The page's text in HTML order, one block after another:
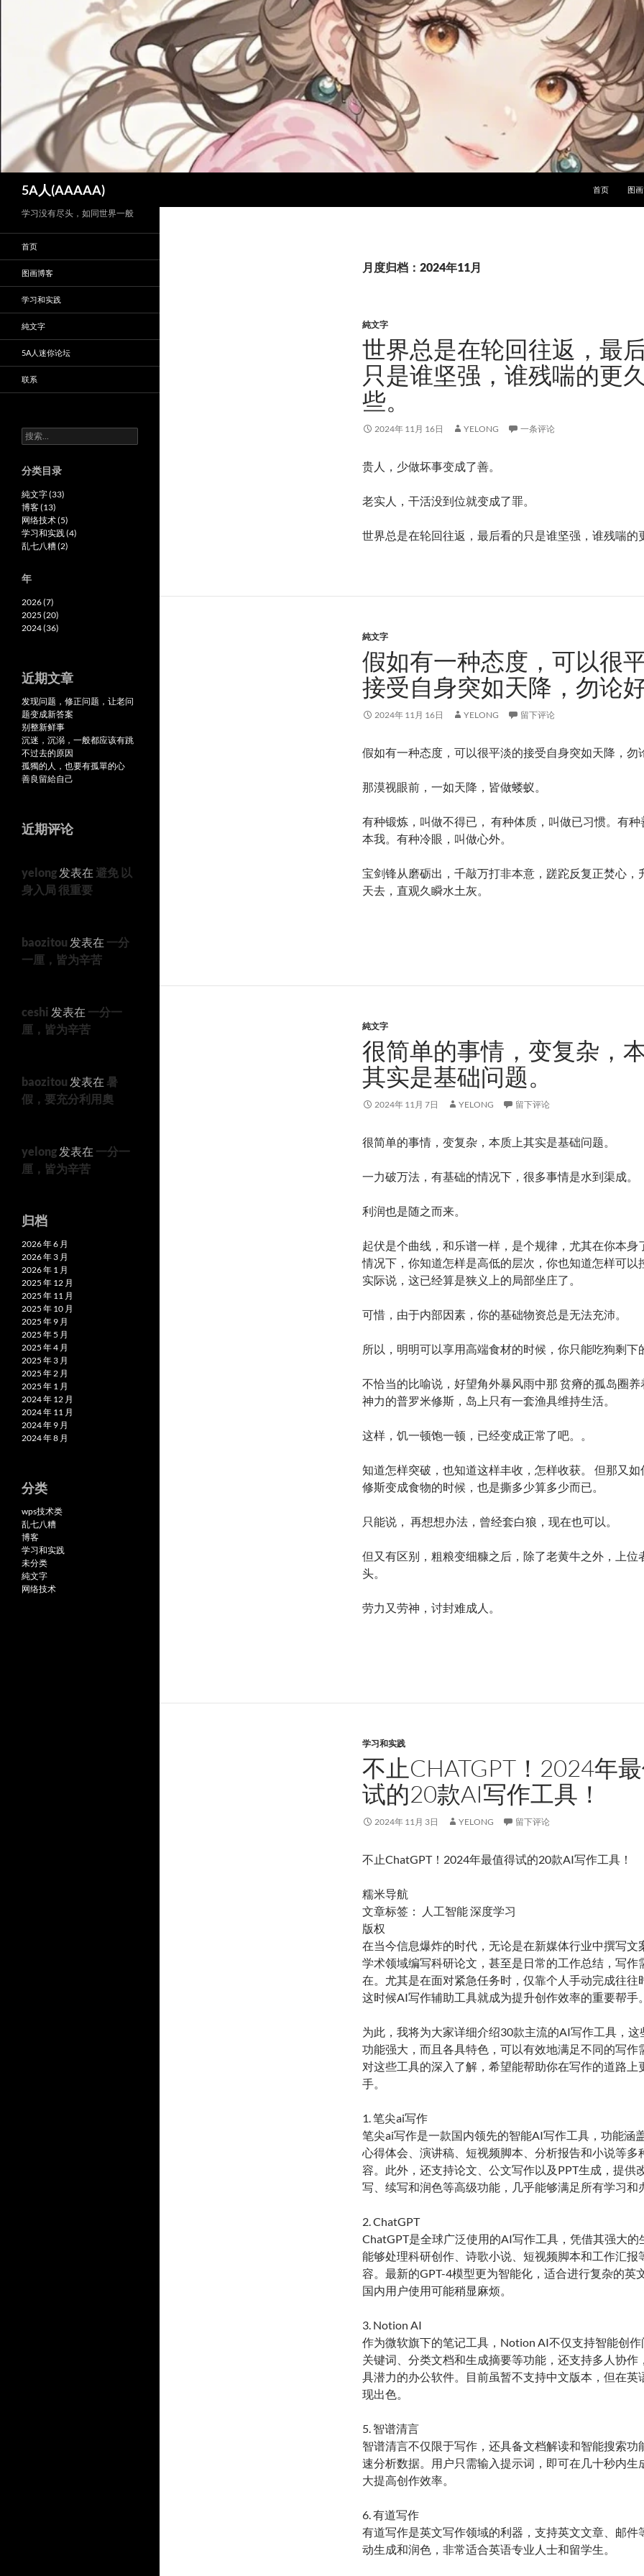
5A人(AAAAA) 首页 图
月度归档：2024年11月
純文字
世界总是在轮回往返，最
只是谁坚强，谁残喘的更
些。
2024年 11月 16日 YELONG 一条评论
贵人，少做坏事变成了善。
老实人，干活没到位就变成了罪。
世界总是在轮回往返，最后看的只是谁坚强，谁残喘的
純文字
假如有一种态度，可以很
接受自身突如天降，勿论
2024年 11月 16日 YELONG 留下评论
假如有一种态度，可以很平淡的接受自身突如天降，勿
那漠视眼前，一如天降，皆做蝼蚁。
有种锻炼，叫做不得已， 有种体质，叫做已习惯。有
本我。有种冷眼，叫做心外。
宝剑锋从磨砺出，千敲万打非本意，蹉跎反复正焚心，
天去，直观久瞬水土灰。
純文字
很简单的事情，变复杂，
其实是基础问题。
2024年 11月 7日 YELONG 留下评论
很简单的事情，变复杂，本质上其实是基础问题。
一力破万法，有基础的情况下，很多事情是水到渠成。
利润也是随之而来。
起伏是个曲线，和乐谱一样，是个规律，尤其在你本身
情况下，你知道怎样是高低的层次，你也知道怎样可以
实际说，这已经算是狭义上的局部坐庄了。
可惜，由于内部因素，你的基础物资总是无法充沛。
所以，明明可以享用高端食材的时候，你只能吃狗剩下
不恰当的比喻说，好望角外暴风雨中那 贫瘠的孤岛圈
神力的普罗米修斯，岛上只有一套渔具维持生活。
这样，饥一顿饱一顿，已经变成正常了吧。。
知道怎样突破，也知道这样丰收，怎样收获。 但那又
修斯变成食物的时候，也是撕多少算多少而已。
只能说， 再想想办法，曾经套白狼，现在也可以。
但又有区别，粗粮变细糠之后，除了老黄牛之外，上位
头。
劳力又劳神，讨封难成人。
学习和实践
不止CHATGPT！2024年
试的20款AI写作工具！
2024年 11月 3日 YELONG 留下评论
不止ChatGPT！2024年最值得试的20款AI写作工具！
糯米导航
文章标签： 人工智能 深度学习
版权
在当今信息爆炸的时代，无论是在新媒体行业中撰写文
学术领域编写科研论文，甚至是日常的工作总结，写作
在。尤其是在面对紧急任务时，仅靠个人手动完成往往
这时候AI写作辅助工具就成为提升创作效率的重要帮手
为此，我将为大家详细介绍30款主流的AI写作工具，这
功能强大，而且各具特色，可以有效地满足不同的写作
对这些工具的深入了解，希望能帮助你在写作的道路上
手。
1. 笔尖ai写作
笔尖ai写作是一款国内领先的智能AI写作工具，功能涵
心得体会、演讲稿、短视频脚本、分析报告和小说等多
容。此外，还支持论文、公文写作以及PPT生成，提供
写、续写和润色等高级功能，几乎能够满足所有学习和
2. ChatGPT
ChatGPT是全球广泛使用的AI写作工具，凭借其强大的
能够处理科研创作、诗歌小说、短视频脚本和工作汇报
容。最新的GPT-4模型更为智能化，适合进行复杂的英
国内用户使用可能稍显麻烦。
3. Notion AI
作为微软旗下的笔记工具，Notion AI不仅支持智能创
关键词、分类文档和生成摘要等功能，还支持多人协作
具潜力的办公软件。目前虽暂不支持中文版本，但在英
现出色。
5. 智谱清言
智谱清言不仅限于写作，还具备文档解读和智能搜索功
速分析数据。用户只需输入提示词，即可在几十秒内生
大提高创作效率。
6. 有道写作
有道写作是英文写作领域的利器，支持英文文章、邮件
动生成和润色，非常适合英语专业人士和留学生。
学习没有尽头，如同世界一般
首页
图画博客
学习和实践
純文字
5A人迷你论坛
联系
搜
索：
分类目录
純文字 (33)
博客 (13)
网络技术 (5)
学习和实践 (4)
乱七八糟 (2)
年
2026 (7)
2025 (20)
2024 (36)
近期文章
发现问题，修正问题，让老问
题变成新答案
别整新鲜事
沉迷，沉溺，一般都应该有跳
不过去的原因
孤獨的人，也要有孤單的心
善良留給自己
近期评论
yelong 发表在 避免 以
身入局 很重要
baozitou 发表在 一分
一厘，皆为辛苦
ceshi 发表在 一分一
厘，皆为辛苦
baozitou 发表在 暑
假，要充分利用奧
yelong 发表在 一分一
厘，皆为辛苦
归档
2026 年 6 月
2026 年 3 月
2026 年 1 月
2025 年 12 月
2025 年 11 月
2025 年 10 月
2025 年 9 月
2025 年 5 月
2025 年 4 月
2025 年 3 月
2025 年 2 月
2025 年 1 月
2024 年 12 月
2024 年 11 月
2024 年 9 月
2024 年 8 月
分类
wps技术类
乱七八糟
博客
学习和实践
未分类
純文字
网络技术